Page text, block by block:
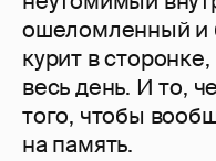
ошеломленный и
курит в
весь день. И то,
того, чтобы
на память.